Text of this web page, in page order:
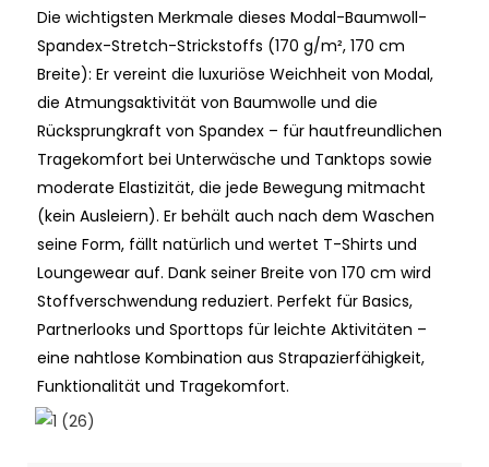
Die wichtigsten Merkmale dieses Modal-Baumwoll-
Spandex-Stretch-Strickstoffs (170 g/m², 170 cm
Breite): Er vereint die luxuriöse Weichheit von Modal,
die Atmungsaktivität von Baumwolle und die
Rücksprungkraft von Spandex – für hautfreundlichen
Tragekomfort bei Unterwäsche und Tanktops sowie
moderate Elastizität, die jede Bewegung mitmacht
(kein Ausleiern). Er behält auch nach dem Waschen
seine Form, fällt natürlich und wertet T-Shirts und
Loungewear auf. Dank seiner Breite von 170 cm wird
Stoffverschwendung reduziert. Perfekt für Basics,
Partnerlooks und Sporttops für leichte Aktivitäten –
eine nahtlose Kombination aus Strapazierfähigkeit,
Funktionalität und Tragekomfort.